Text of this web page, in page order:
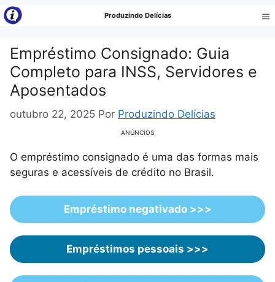
Pular
para
conteúdo
Produzindo Delícias
Empréstimo Consignado: Guia
Completo para INSS, Servidores e
Aposentados
outubro 22, 2025 Por Produzindo Delícias
ANÚNCIOS
O empréstimo consignado é uma das formas mais
seguras e acessíveis de crédito no Brasil.
Empréstimo negativado >>>
Empréstimos pessoais >>>